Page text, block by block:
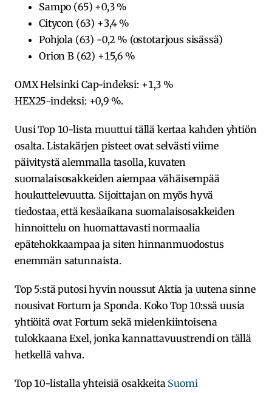
Sampo (65) +0,3 %
Citycon (63) +3,4 %
Pohjola (63) -0,2 % (ostotarjous sisässä)
Orion B (62) +15,6 %
OMX Helsinki Cap-indeksi: +1,3 %
HEX25-indeksi: +0,9 %.
Uusi Top 10-lista muuttui tällä kertaa kahden yhtiön
osalta. Listakärjen pisteet ovat selvästi viime
päivitystä alemmalla tasolla, kuvaten
suomalaisosakkeiden aiempaa vähäisempää
houkuttelevuutta. Sijoittajan on myös hyvä
tiedostaa, että kesäaikana suomalaisosakkeiden
hinnoittelu on huomattavasti normaalia
epätehokkaampaa ja siten hinnanmuodostus
enemmän satunnaista.
Top 5:stä putosi hyvin noussut Aktia ja uutena sinne
nousivat Fortum ja Sponda. Koko Top 10:ssä uusia
yhtiöitä ovat Fortum sekä mielenkiintoisena
tulokkaana Exel, jonka kannattavuustrendi on tällä
hetkellä vahva.
Top 10-listalla yhteisiä osakkeita Suomi